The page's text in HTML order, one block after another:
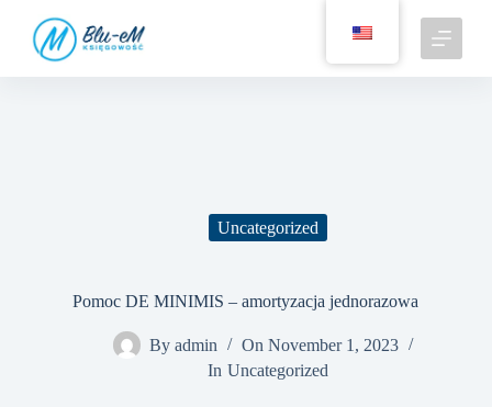
Uncategorized
Pomoc DE MINIMIS – amortyzacja jednorazowa
By admin On November 1, 2023
In Uncategorized